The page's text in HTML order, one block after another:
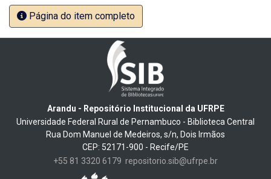
Página do item completo
Arandu - Repositório Institucional da UFRPE
Universidade Federal Rural de Pernambuco - Biblioteca Central
Rua Dom Manuel de Medeiros, s/n, Dois Irmãos
CEP: 52171-900 - Recife/PE
+55 81 3320 6179 repositorio.sib@ufrpe.br